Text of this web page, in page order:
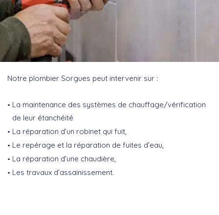
Notre plombier Sorgues peut intervenir sur :
La maintenance des systèmes de chauffage/vérification
de leur étanchéité
La réparation d’un robinet qui fuit,
Le repérage et la réparation de fuites d’eau,
La réparation d’une chaudière,
Les travaux d’assainissement.